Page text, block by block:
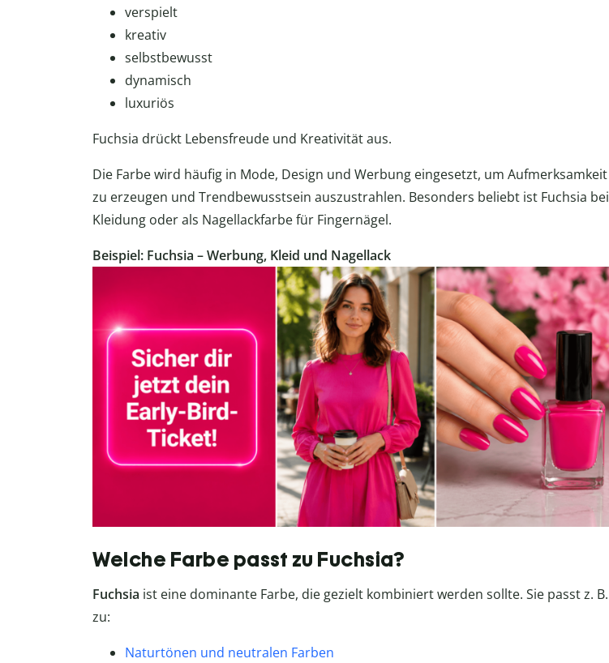
verspielt
kreativ
selbstbewusst
dynamisch
luxuriös
Fuchsia drückt Lebensfreude und Kreativität aus.
Die Farbe wird häufig in Mode, Design und Werbung eingesetzt, um Aufmerksamkeit
zu erzeugen und Trendbewusstsein auszustrahlen. Besonders beliebt ist Fuchsia bei
Kleidung oder als Nagellackfarbe für Fingernägel.
Beispiel: Fuchsia – Werbung, Kleid und Nagellack
Welche Farbe passt zu Fuchsia?
Fuchsia ist eine dominante Farbe, die gezielt kombiniert werden sollte. Sie passt z. B.
zu:
Naturtönen und neutralen Farben